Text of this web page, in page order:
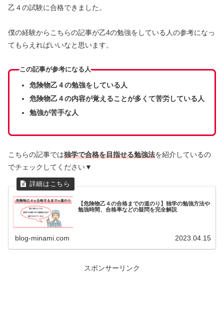
乙４の試験に合格できました。
僕の経験からこちらの記事が乙4の勉強をしている人の参考になっ
てもらえればいいなと思います。
この記事が参考になる人
危険物乙４の勉強をしている人
危険物乙４の内容が覚えることが多くて苦労している人
勉強が苦手な人
こちらの記事では独学で合格を目指せる勉強法を紹介しているの
でチェックしてください▼
【危険物乙４の合格までの道のり】独学の勉強方法や
勉強時間、合格率などの疑問を完全解説
blog-minami.com 2023.04.15
スポンサーリンク